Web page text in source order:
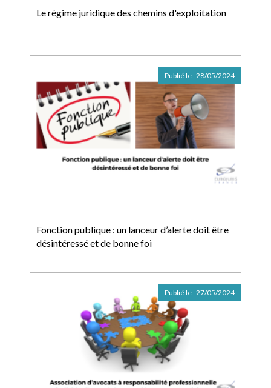
Le régime juridique des chemins d'exploitation
Fonction publique : un lanceur d’alerte doit être
désintéressé et de bonne foi
Publié le :28/05/2024
Publié le :27/05/2024